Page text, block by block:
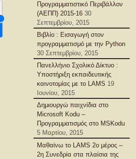
Προγραμματιστικό Περιβάλλον
(ΑΕΠΠ) 2015-16 30
Σεπτεμβρίου, 2015
Βιβλίο : Εισαγωγή στον
προγραμματισμό με την Python
30 Σεπτεμβρίου, 2015
Πανελλήνιο Σχολικό Δίκτυο :
Υποστήριξη εκπαιδευτικής
καινοτομίας με το LAMS 19
Ιουνίου, 2015
Δημιουργώ παιχνίδια στο
Microsoft Kodu –
Προγραμματισμός στο MSKodu
5 Μαρτίου, 2015
Μαθαίνω το LAMS 2ο μέρος –
2η Συνεδρία στα πλαίσια της